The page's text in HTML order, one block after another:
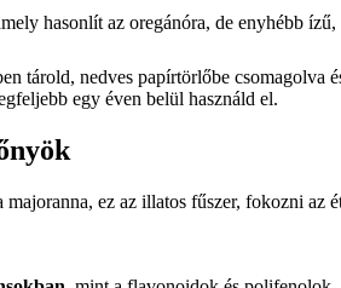
hasonlít az oregánóra, de enyhébb
tárold, nedves papírtörlőbe csomagolva
egy éven belül használd el.
ez az illatos fűszer, fokozni az